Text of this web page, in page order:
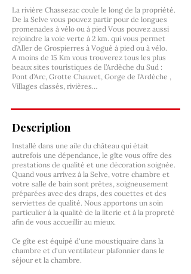
La rivière Chassezac coule le long de la propriété.
De la Selve vous pouvez partir pour de longues
promenades à vélo ou à pied Vous pouvez aussi
rejoindre la voie verte à 2 km. qui vous permet
d’Aller de Grospierres à Vogué à pied ou à vélo.
A moins de 15 Km vous trouverez tous les plus
beaux sites touristiques de l’Ardèche du Sud :
Pont d’Arc, Grotte Chauvet, Gorge de l’Ardèche ,
Villages classés, rivières…
Description
Installé dans une aile du château qui était
autrefois une dépendance, le gîte vous offre des
prestations de qualité et une décoration soignée.
Quand vous arrivez à la Selve, votre chambre et
votre salle de bain sont prêtes, soigneusement
préparées avec des draps, des couettes et des
serviettes de qualité. Nous apportons un soin
particulier à la qualité de la literie et à la propreté
afin de vous accueillir au mieux.
Ce gîte est équipé d'une moustiquaire dans la
chambre et d'un ventilateur plafonnier dans le
séjour et la chambre.